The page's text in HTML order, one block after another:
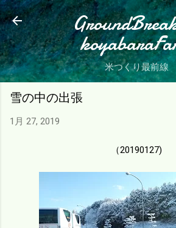
スキップしてメイン コンテ
米つくり最前線
雪の中の出張
1月 27, 2019
（20190127)